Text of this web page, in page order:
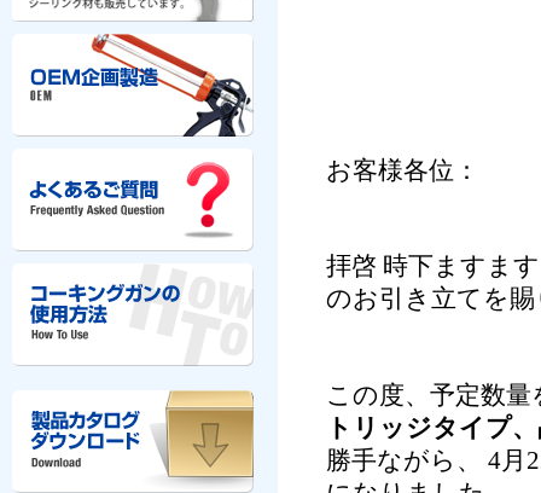
お客様各位：
拝啓 時下ますま
のお引き立てを
この度、 予定数量
トリッジタイプ
勝手ながら、 4月